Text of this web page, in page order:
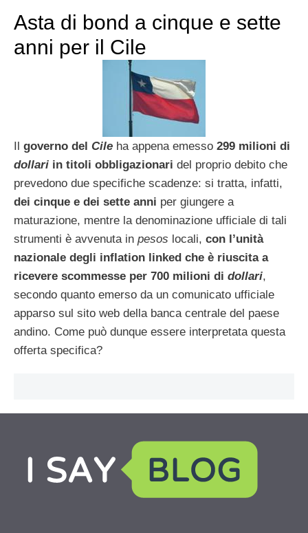
Asta di bond a cinque e sette
anni per il Cile
Il governo del Cile ha appena emesso 299 milioni di
dollari in titoli obbligazionari del proprio debito che
prevedono due specifiche scadenze: si tratta, infatti,
dei cinque e dei sette anni per giungere a
maturazione, mentre la denominazione ufficiale di tali
strumenti è avvenuta in pesos locali, con l’unità
nazionale degli inflation linked che è riuscita a
ricevere scommesse per 700 milioni di dollari,
secondo quanto emerso da un comunicato ufficiale
apparso sul sito web della banca centrale del paese
andino. Come può dunque essere interpretata questa
offerta specifica?